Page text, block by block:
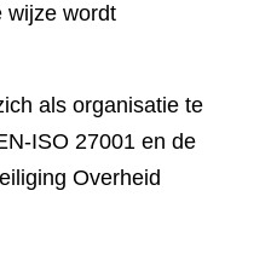
wijze wordt
als organisatie te
ISO 27001 en de
Overheid